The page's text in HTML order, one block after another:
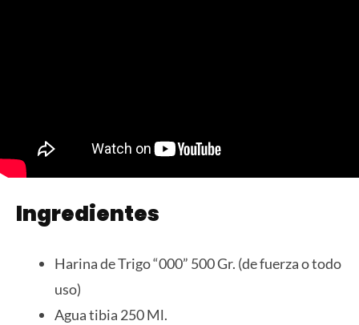
Ingredientes
Harina de Trigo “000” 500 Gr. (de fuerza o todo
uso)
Agua tibia 250 Ml.